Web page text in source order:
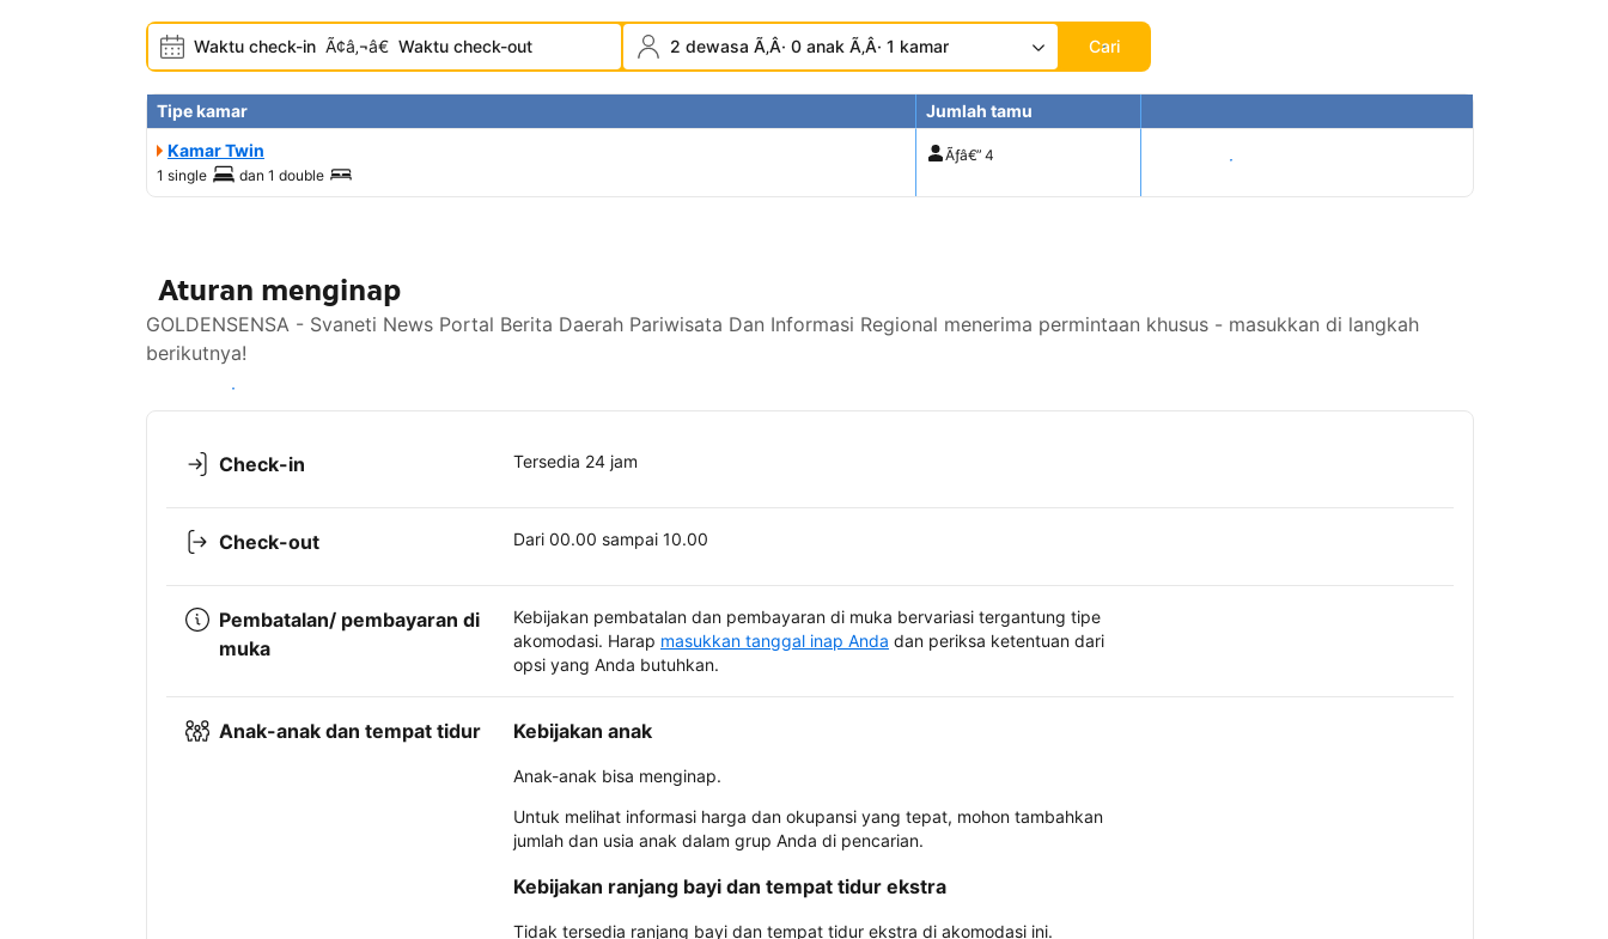
Waktu check-in Ã¢â‚¬â€ Waktu check-out 2 dewasa Ã‚Â· 0 anak Ã‚Â· 1 kamar Cari
Tipe kamar
Jumlah tamu
Kamar Twin
1 single dan 1 double
Ãƒâ€” 4 Tampilkan harga
Aturan menginap
GOLDENSENSA - Svaneti News Portal Berita Daerah Pariwisata Dan Informasi Regional menerima permintaan khusus - masukkan di langkah
berikutnya!
Lihat ketersediaan
Check-in Tersedia 24 jam
Check-out Dari 00.00 sampai 10.00
Pembatalan/ pembayaran di
muka
Kebijakan pembatalan dan pembayaran di muka bervariasi tergantung tipe
akomodasi. Harap masukkan tanggal inap Anda dan periksa ketentuan dari
opsi yang Anda butuhkan.
Anak-anak dan tempat tidur Kebijakan anak
Anak-anak bisa menginap.
Untuk melihat informasi harga dan okupansi yang tepat, mohon tambahkan
jumlah dan usia anak dalam grup Anda di pencarian.
Kebijakan ranjang bayi dan tempat tidur ekstra
Tidak tersedia ranjang bayi dan tempat tidur ekstra di akomodasi ini.